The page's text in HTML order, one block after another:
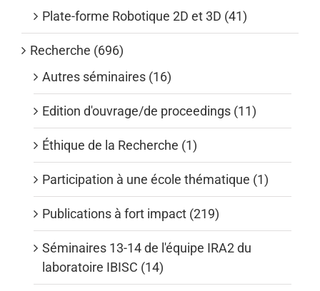
Plate-forme Robotique 2D et 3D (41)
Recherche (696)
Autres séminaires (16)
Edition d'ouvrage/de proceedings (11)
Éthique de la Recherche (1)
Participation à une école thématique (1)
Publications à fort impact (219)
Séminaires 13-14 de l'équipe IRA2 du
laboratoire IBISC (14)